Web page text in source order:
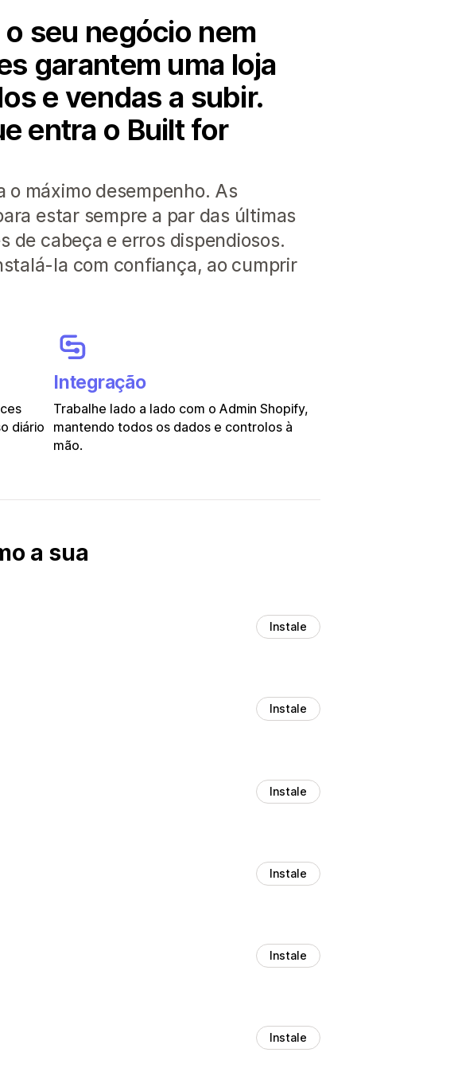
seu negócio nem
garantem uma loja
e vendas a subir.
entra o Built for
o máximo desempenho. As
estar sempre a par das últimas
de cabeça e erros dispendiosos.
la com confiança, ao cumprir
diário
Integração
Trabalhe lado a lado com o Admin Shopify,
mantendo todos os dados e controlos à
mão.
a sua
Instale
Instale
Instale
Instale
Instale
Instale